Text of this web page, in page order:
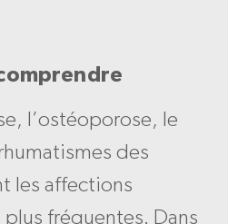
l’ostéoporose, le
des
les affections
fréquentes. Dans